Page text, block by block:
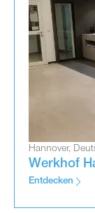
Hannover,
Werkhof
Entdecken